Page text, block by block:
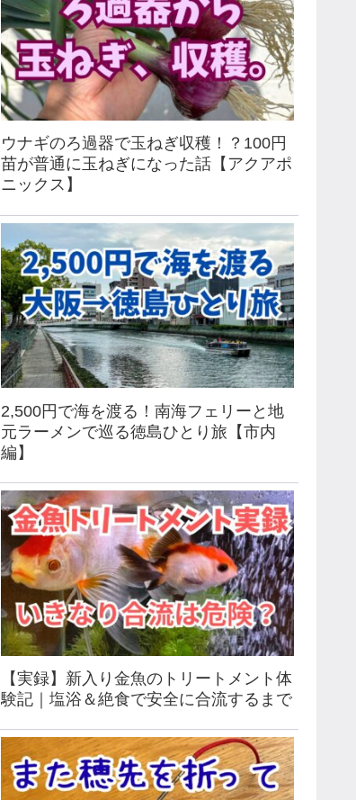
ウナギのろ過器で玉ねぎ収穫！？100円
苗が普通に玉ねぎになった話【アクアポ
ニックス】
2,500円で海を渡る！南海フェリーと地
元ラーメンで巡る徳島ひとり旅【市内
編】
【実録】新入り金魚のトリートメント体
験記｜塩浴＆絶食で安全に合流するまで